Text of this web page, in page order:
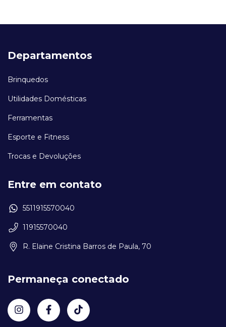
Departamentos
Brinquedos
Utilidades Domésticas
Ferramentas
Esporte e Fitness
Trocas e Devoluções
Entre em contato
5511915570040
11915570040
R. Elaine Cristina Barros de Paula, 70
Permaneça conectado